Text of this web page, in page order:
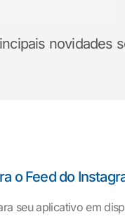
novidades
o Feed do
seu aplicativo em